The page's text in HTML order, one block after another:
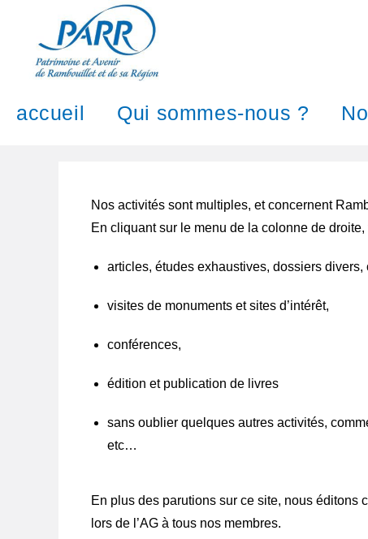
accueil Qui sommes-nous ?
Nos activités sont multiples, et concernent
En cliquant sur le menu de la colonne de
articles, études exhaustives, dossiers
visites de monuments et sites d’intérêt,
conférences,
édition et publication de livres
sans oublier quelques autres activités,
etc…
En plus des parutions sur ce site, nous éditons
lors de l’AG à tous nos membres.